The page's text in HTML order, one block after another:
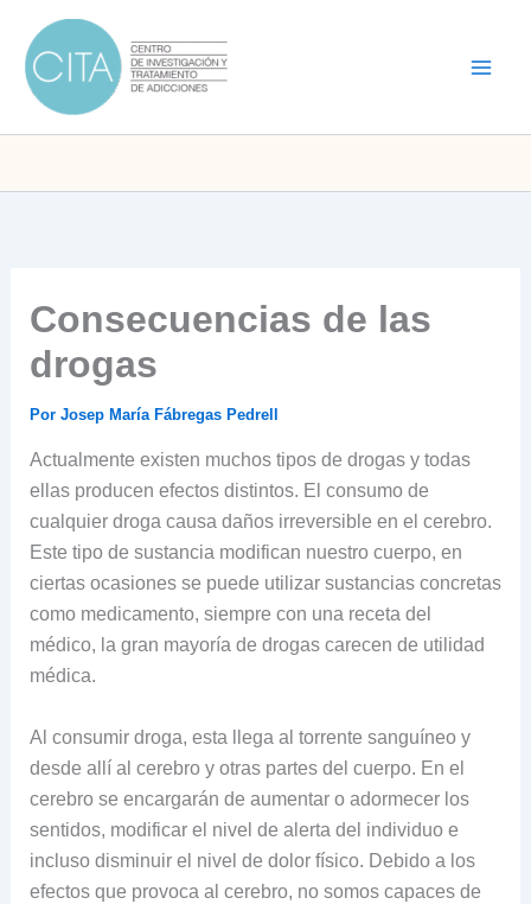
contenido
Consecuencias de las
drogas
Por Josep María Fábregas Pedrell
Actualmente existen muchos tipos de drogas y todas
ellas producen efectos distintos. El consumo de
cualquier droga causa daños irreversible en el cerebro.
Este tipo de sustancia modifican nuestro cuerpo, en
ciertas ocasiones se puede utilizar sustancias concretas
como medicamento, siempre con una receta del
médico, la gran mayoría de drogas carecen de utilidad
médica.
Al consumir droga, esta llega al torrente sanguíneo y
desde allí al cerebro y otras partes del cuerpo. En el
cerebro se encargarán de aumentar o adormecer los
sentidos, modificar el nivel de alerta del individuo e
incluso disminuir el nivel de dolor físico. Debido a los
efectos que provoca al cerebro, no somos capaces de